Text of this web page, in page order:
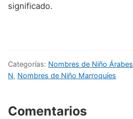
significado.
Categorías: Nombres de Niño Árabes
N, Nombres de Niño Marroquíes
Comentarios